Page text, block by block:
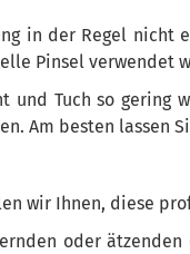
in der Regel
Pinsel verwendet
Tuch so
Am besten lassen
wir Ihnen, diese
oder